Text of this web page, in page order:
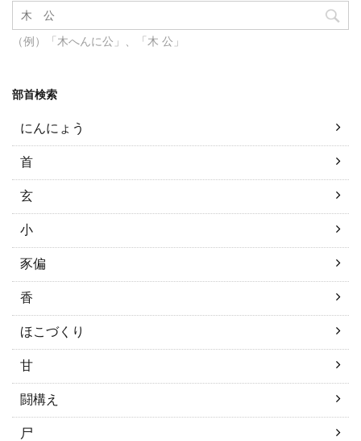
（例）「木へんに公」、「木 公」
部首検索
にんにょう
首
玄
小
豕偏
香
ほこづくり
甘
闘構え
尸